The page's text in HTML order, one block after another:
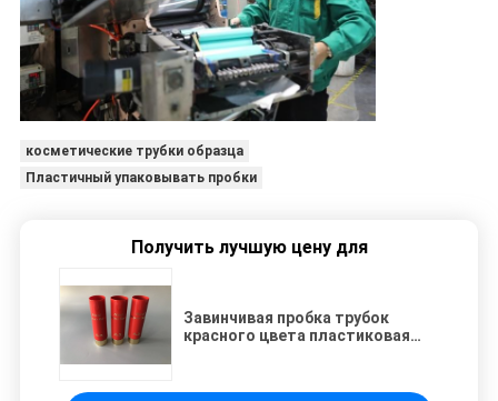
косметические трубки образца
Пластичный упаковывать пробки
Получить лучшую цену для
Завинчивая пробка трубок
красного цвета пластиковая